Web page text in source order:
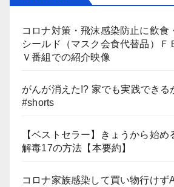
コロナ対策・飛沫感染防止に飲食
シールド（マスク会食代替品）Ｆ
Ｖ番組での紹介映像
がんが消えた!? 家でも実践できる
#shorts
【ベストセラー】きょうから始め
解毒17の方法【本要約】
コロナ家族感染して買い物行けず